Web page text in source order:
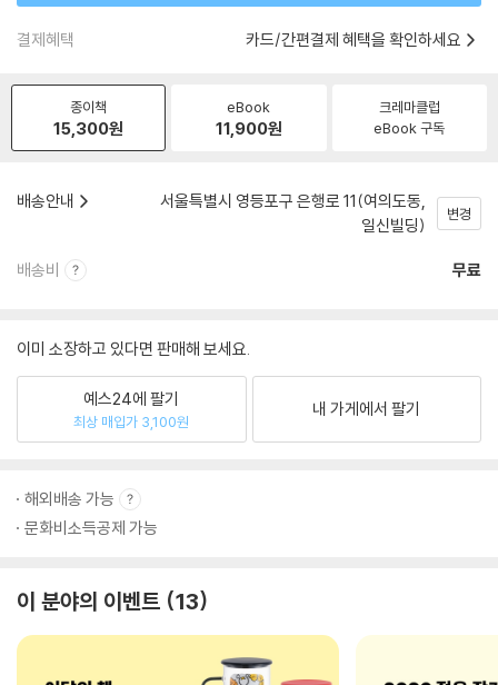
결제혜택 카드/간편결제 혜택을 확인하세요
종이책
15,300원
eBook
11,900원
크레마클럽
eBook 구독
배송안내
서울특별시 영등포구 은행로 11(여의도동,
일신빌딩)
변경
배송비 무료
이미 소장하고 있다면 판매해 보세요.
예스24에 팔기
최상 매입가 3,100원
내 가게에서 팔기
해외배송 가능
문화비소득공제 가능
이 분야의 이벤트 13